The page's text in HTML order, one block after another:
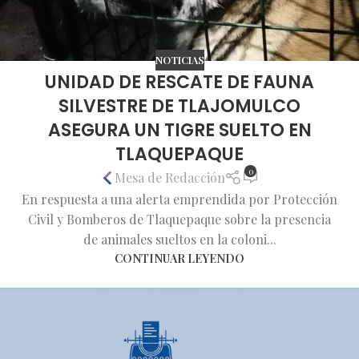
NOTICIAS
UNIDAD DE RESCATE DE FAUNA
SILVESTRE DE TLAJOMULCO
ASEGURA UN TIGRE SUELTO EN
TLAQUEPAQUE
Mesa de Redacción 0
En respuesta a una alerta emprendida por Protección
Civil y Bomberos de Tlaquepaque sobre la presencia
de animales sueltos en la coloni...
CONTINUAR LEYENDO